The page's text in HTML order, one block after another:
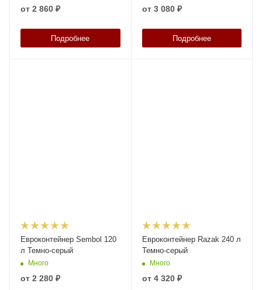
от 2 860 ₽
Подробнее
от 3 080 ₽
Подробнее
Евроконтейнер Sembol 120
л Темно-серый
Много
от 2 280 ₽
Евроконтейнер Razak 240 л
Темно-серый
Много
от 4 320 ₽